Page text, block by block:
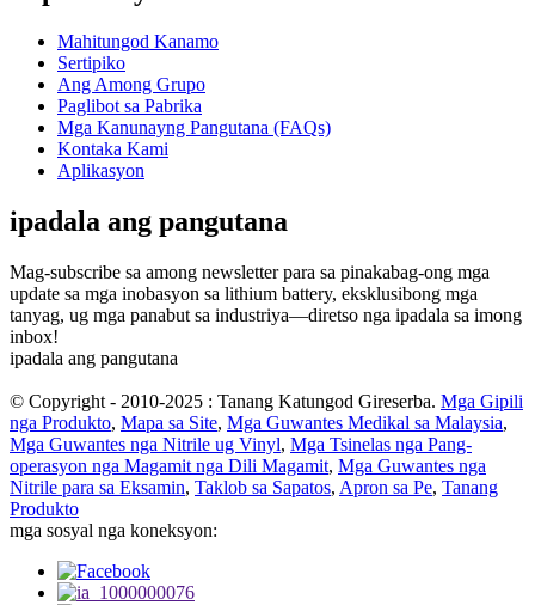
Mahitungod Kanamo
Sertipiko
Ang Among Grupo
Paglibot sa Pabrika
Mga Kanunayng Pangutana (FAQs)
Kontaka Kami
Aplikasyon
ipadala ang pangutana
Mag-subscribe sa among newsletter para sa pinakabag-ong mga
update sa mga inobasyon sa lithium battery, eksklusibong mga
tanyag, ug mga panabut sa industriya—diretso nga ipadala sa imong
inbox!
ipadala ang pangutana
© Copyright - 2010-2025 : Tanang Katungod Gireserba. Mga Gipili
nga Produkto, Mapa sa Site, Mga Guwantes Medikal sa Malaysia,
Mga Guwantes nga Nitrile ug Vinyl, Mga Tsinelas nga Pang-
operasyon nga Magamit nga Dili Magamit, Mga Guwantes nga
Nitrile para sa Eksamin, Taklob sa Sapatos, Apron sa Pe, Tanang
Produkto
mga sosyal nga koneksyon: